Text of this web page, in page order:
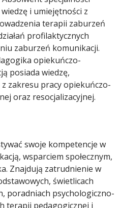
i umiejętności z
terapii zaburzeń
profilaktycznych
zaburzeń komunikacji.
opiekuńczo-
posiada wiedzę,
zakresu pracy opiekuńczo-
oraz resocjalizacyjnej.
swoje kompetencje w
wsparciem społecznym,
Znajdują zatrudnienie w
świetlicach
poradniach psychologiczno-
terapii pedagogicznej i